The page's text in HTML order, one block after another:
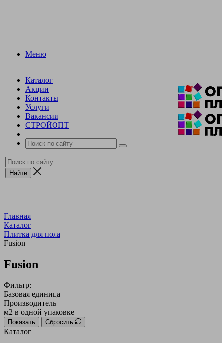
Меню
Каталог
Акции
Контакты
Услуги
Вакансии
СТРОЙОПТ
Главная
Каталог
Плитка для пола
Fusion
Fusion
Фильтр:
Базовая единица
Производитель
м2 в одной упаковке
Показать Сбросить
Каталог